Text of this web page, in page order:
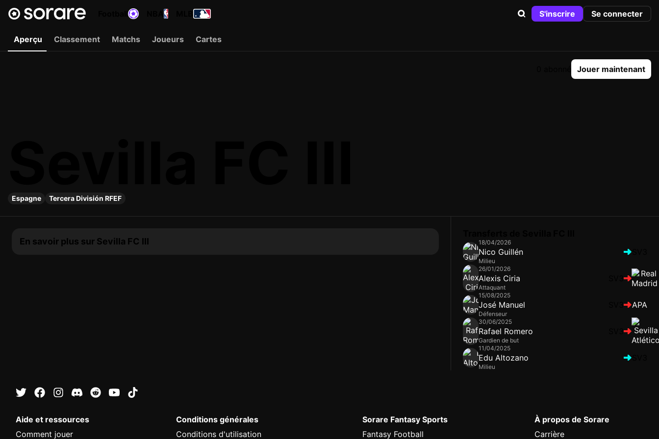
S'inscrire Se connecter
Aperçu Classement Matchs Joueurs Cartes
Jouer maintenant
Espagne Tercera División RFEF
En savoir plus sur Sevilla FC III 18/04/2026
Nico Guillén
Milieu
26/01/2026
Alexis Ciria
Attaquant
15/08/2025
José Manuel
Défenseur
APA
30/06/2025
Rafael Romero
Gardien de but
11/04/2025
Edu Altozano
Milieu
Aide et ressources
Comment jouer
Conditions générales
Conditions d'utilisation
Sorare Fantasy Sports
Fantasy Football
À propos de Sorare
Carrière